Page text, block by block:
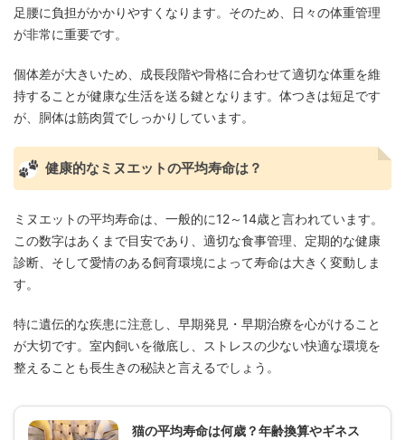
足腰に負担がかかりやすくなります。そのため、日々の体重管理
が非常に重要です。
個体差が大きいため、成長段階や骨格に合わせて適切な体重を維
持することが健康な生活を送る鍵となります。体つきは短足です
が、胴体は筋肉質でしっかりしています。
健康的なミヌエットの平均寿命は？
ミヌエットの平均寿命は、一般的に12～14歳と言われています。
この数字はあくまで目安であり、適切な食事管理、定期的な健康
診断、そして愛情のある飼育環境によって寿命は大きく変動しま
す。
特に遺伝的な疾患に注意し、早期発見・早期治療を心がけること
が大切です。室内飼いを徹底し、ストレスの少ない快適な環境を
整えることも長生きの秘訣と言えるでしょう。
猫の平均寿命は何歳？年齢換算やギネス